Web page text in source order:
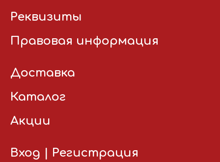
Реквизиты
Правовая информация
Доставка
Каталог
Акции
Вход Регистрация